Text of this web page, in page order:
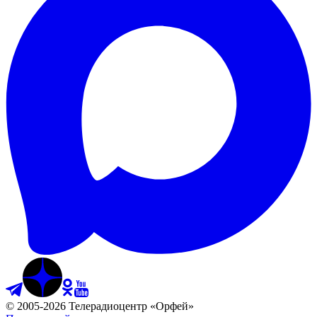
© 2005-2026 Телерадиоцентр «Орфей»